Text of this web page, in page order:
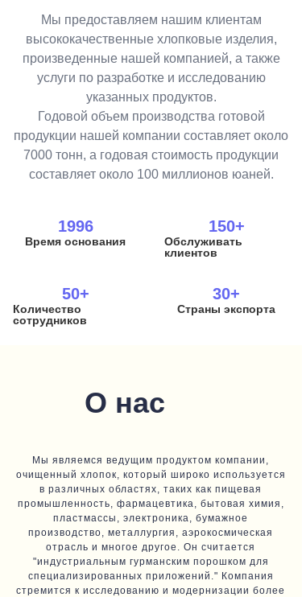
Мы предоставляем нашим клиентам
высококачественные хлопковые изделия,
произведенные нашей компанией, а также
услуги по разработке и исследованию
указанных продуктов.
Годовой объем производства готовой
продукции нашей компании составляет около
7000 тонн, а годовая стоимость продукции
составляет около 100 миллионов юаней.
1996
Время основания
150+
Обслуживать
клиентов
50+
Количество
сотрудников
30+
Страны экспорта
О нас
Мы являемся ведущим продуктом компании,
очищенный хлопок, который широко используется
в различных областях, таких как пищевая
промышленность, фармацевтика, бытовая химия,
пластмассы, электроника, бумажное
производство, металлургия, аэрокосмическая
отрасль и многое другое. Он считается
"индустриальным гурманским порошком для
специализированных приложений." Компания
стремится к исследованию и модернизации более